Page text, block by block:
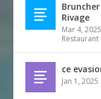
Rivage
Mar 4, 2025
Restaurant
ce
Jan 1, 2025